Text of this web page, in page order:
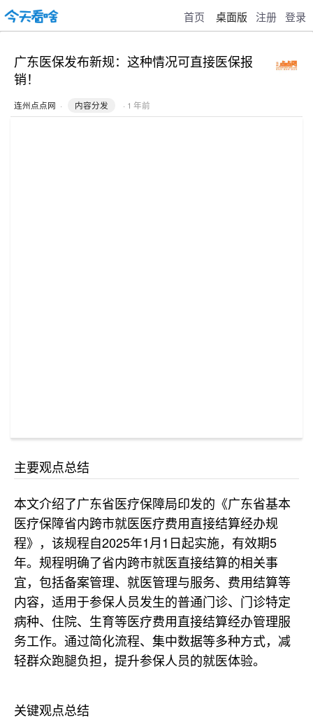
首页 桌面版 注册 登录
广东医保发布新规：这种情况可直接医保报
销！
连州点点网 · 内容分发 · 1 年前
主要观点总结
本文介绍了广东省医疗保障局印发的《广东省基本
医疗保障省内跨市就医医疗费用直接结算经办规
程》，该规程自2025年1月1日起实施，有效期5
年。规程明确了省内跨市就医直接结算的相关事
宜，包括备案管理、就医管理与服务、费用结算等
内容，适用于参保人员发生的普通门诊、门诊特定
病种、住院、生育等医疗费用直接结算经办管理服
务工作。通过简化流程、集中数据等多种方式，减
轻群众跑腿负担，提升参保人员的就医体验。
关键观点总结